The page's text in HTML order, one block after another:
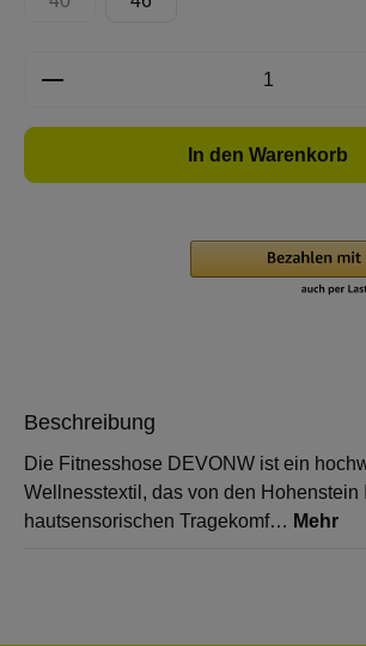
(Diese Option ist zurzeit nicht verfügbar.)
Produkt Anzahl: Gib den
In den Warenkorb
Beschreibung
Die Fitnesshose DEVONW ist ein
Wellnesstextil, das von den Hohenstein
hautsensorischen Tragekomf… Mehr